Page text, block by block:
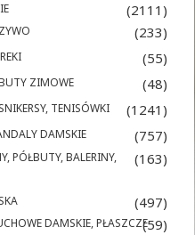
(2111)
(233)
(55)
ZIMOWE (48)
TENISÓWKI (1241)
DAMSKIE (757)
PÓŁBUTY, BALERINY,
(163)
(497)
DAMSKIE, PŁASZCZE(59)